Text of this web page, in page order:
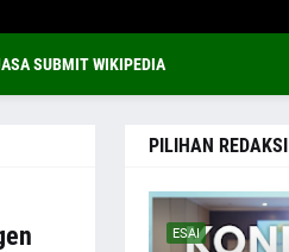
SUBMIT WIKIPEDIA
PILIHAN REDAKSI
ESAI